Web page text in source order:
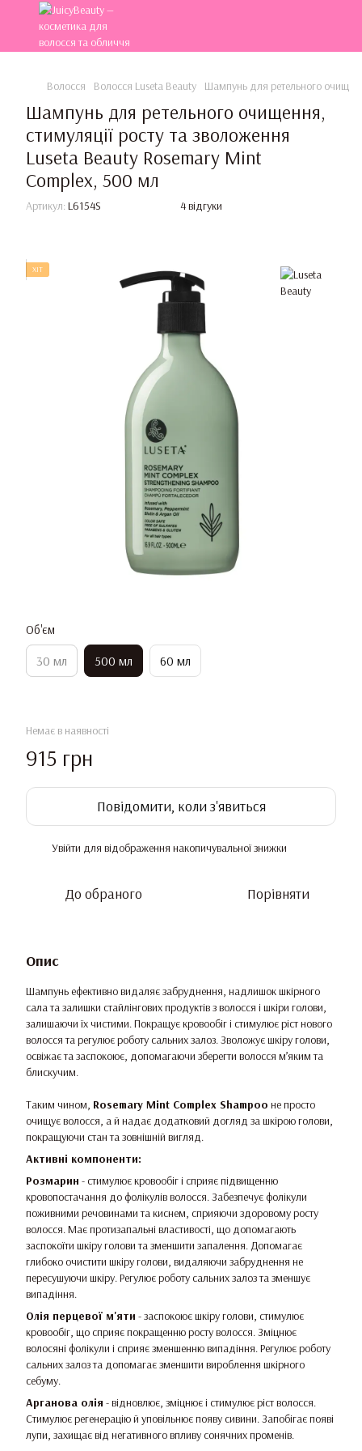
Волосся Волосся Luseta Beauty Шампунь для ретельного
Шампунь для ретельного очищення,
стимуляції росту та зволоження
Luseta Beauty Rosemary Mint
Complex, 500 мл
Артикул: L6154S 4 відгуки
ХІТ
Об'єм
30 мл 500 мл 60 мл
Немає в наявності
915 грн
Повідомити, коли з'явиться
Увійти для відображення накопичувальної знижки
До обраного Порівняти
Опис
Шампунь ефективно видаляє забруднення, надлишок шкірного
сала та залишки стайлінгових продуктів з волосся і шкіри голови,
залишаючи їх чистими. Покращує кровообіг і стимулює ріст нового
волосся та регулює роботу сальних залоз. Зволожує шкіру голови,
освіжає та заспокоює, допомагаючи зберегти волосся м’яким та
блискучим.
Таким чином, Rosemary Mint Complex Shampoo не просто
очищує волосся, а й надає додатковий догляд за шкірою голови,
покращуючи стан та зовнішній вигляд.
Активні компоненти:
Розмарин - стимулює кровообіг і сприяє підвищенню
кровопостачання до фолікулів волосся. Забезпечує фолікули
поживними речовинами та киснем, сприяючи здоровому росту
волосся. Має протизапальні властивості, що допомагають
заспокоїти шкіру голови та зменшити запалення. Допомагає
глибоко очистити шкіру голови, видаляючи забруднення не
пересушуючи шкіру. Регулює роботу сальних залоз та зменшує
випадіння.
Олія перцевої м'яти - заспокоює шкіру голови, стимулює
кровообіг, що сприяє покращенню росту волосся. Зміцнює
волосяні фолікули і сприяє зменшенню випадіння. Регулює роботу
сальних залоз та допомагає зменшити вироблення шкірного
себуму.
Арганова олія - відновлює, зміцнює і стимулює ріст волосся.
Стимулює регенерацію й уповільнює появу сивини. Запобігає появі
лупи, захищає від негативного впливу сонячних променів.